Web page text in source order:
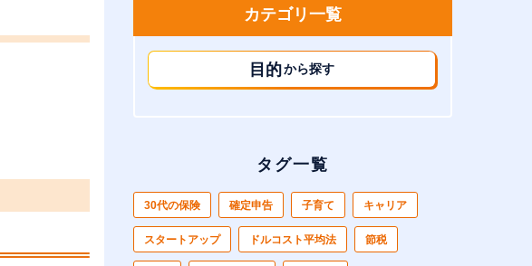
カテゴリ一覧
目的から探す
タグ一覧
30代の保険 確定申告 子育て キャリア
スタートアップ ドルコスト平均法 節税